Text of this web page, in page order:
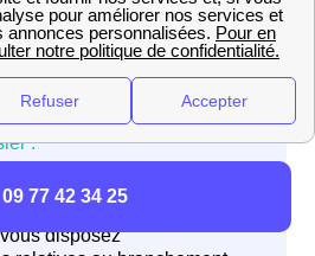
rendant sur son site internet et
09 77 42 34 25